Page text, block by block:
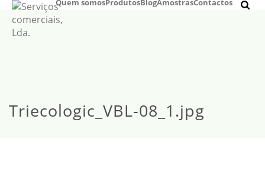
Quem somosProdutosBlogAmostrasContactos
Triecologic_VBL-08_1.jpg